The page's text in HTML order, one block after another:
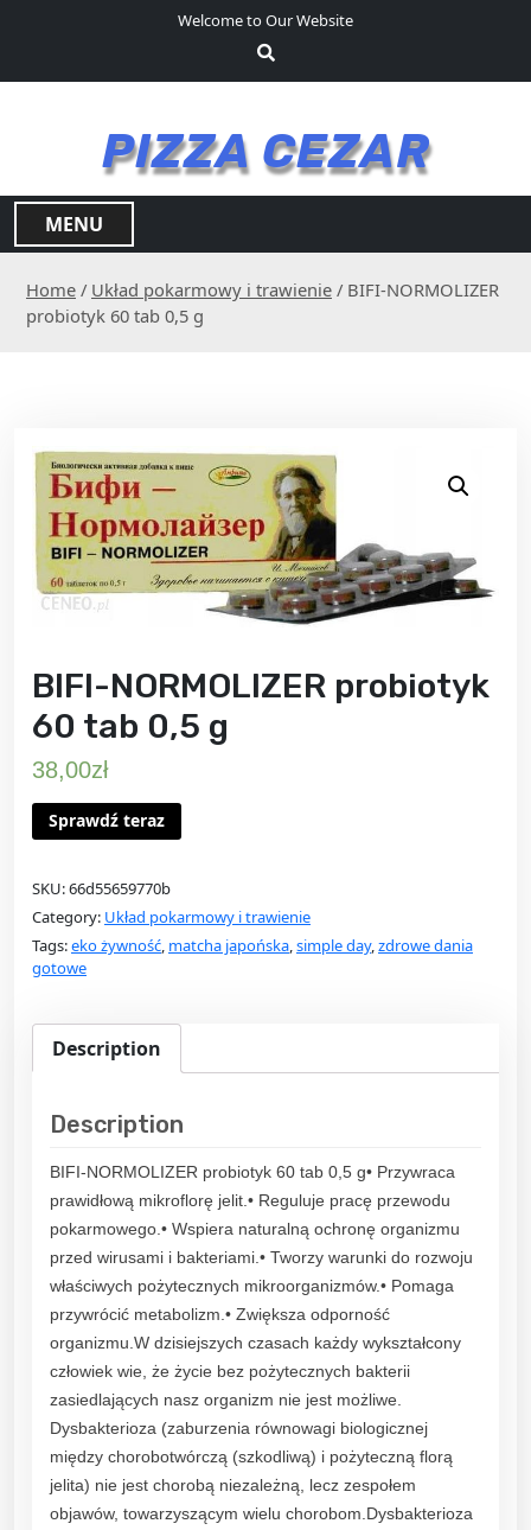
Welcome to Our Website
PIZZA CEZAR
MENU
Home / Układ pokarmowy i trawienie / BIFI-NORMOLIZER
probiotyk 60 tab 0,5 g
BIFI-NORMOLIZER probiotyk
60 tab 0,5 g
38,00zł
Sprawdź teraz
SKU:66d55659770b
Category: Układ pokarmowy i trawienie
Tags:eko żywność, matcha japońska,simple day,zdrowe dania
gotowe
Description
Description
BIFI-NORMOLIZER probiotyk 60 tab 0,5 g• Przywraca
prawidłową mikroflorę jelit.• Reguluje pracę przewodu
pokarmowego.• Wspiera naturalną ochronę organizmu
przed wirusami i bakteriami.• Tworzy warunki do rozwoju
właściwych pożytecznych mikroorganizmów.• Pomaga
przywrócić metabolizm.• Zwiększa odporność
organizmu.W dzisiejszych czasach każdy wykształcony
człowiek wie, że życie bez pożytecznych bakterii
zasiedlających nasz organizm nie jest możliwe.
Dysbakterioza (zaburzenia równowagi biologicznej
między chorobotwórczą (szkodliwą) i pożyteczną florą
jelita) nie jest chorobą niezależną, lecz zespołem
objawów, towarzyszącym wielu chorobom.Dysbakterioza